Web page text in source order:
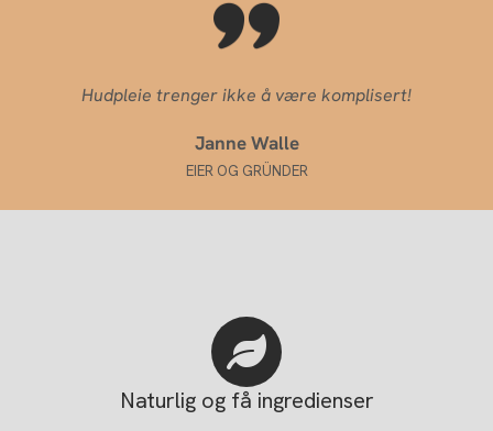
Hudpleie trenger ikke å være komplisert!
Janne Walle
EIER OG GRÜNDER
Naturlig og få ingredienser